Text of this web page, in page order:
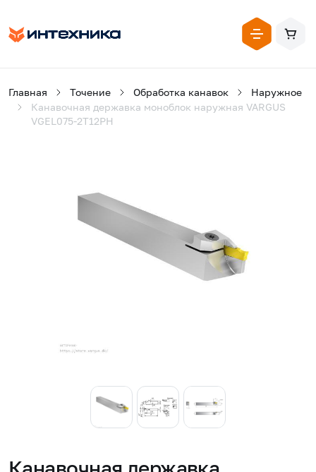
Главная Точение Обработка канавок
Наружное
Канавочная державка моноблок наружная VARGUS
VGEL075-2T12PH